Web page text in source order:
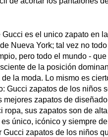
Gucci es el unico zapato en
Nueva York; tal vez no
pero todo el mundo -
de la posición
la moda. Lo mismo es
Gucci zapatos de los niños
mejores zapatos de
ropa, sus zapatos son de
único, icónico y siempre
Gucci zapatos de los niños